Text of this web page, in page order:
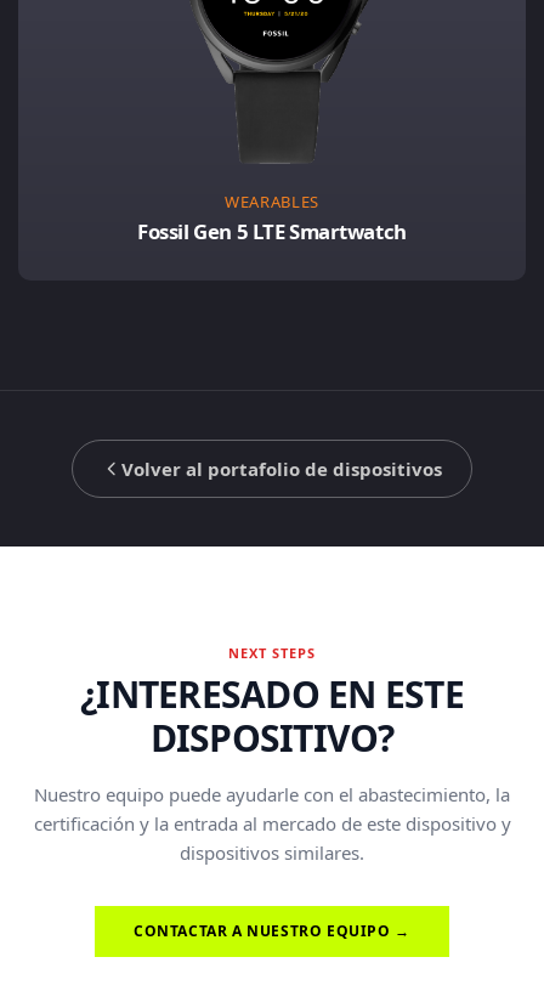
WEARABLES
Fossil Gen 5 LTE Smartwatch
Volver al portafolio de dispositivos
NEXT STEPS
¿INTERESADO EN ESTE
DISPOSITIVO?
Nuestro equipo puede ayudarle con el abastecimiento, la
certificación y la entrada al mercado de este dispositivo y
dispositivos similares.
CONTACTAR A NUESTRO EQUIPO →